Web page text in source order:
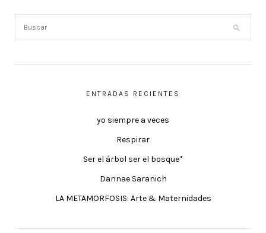
ENTRADAS RECIENTES
yo siempre a veces
Respirar
Ser el árbol ser el bosque*
Dannae Saranich
LA METAMORFOSIS: Arte & Maternidades